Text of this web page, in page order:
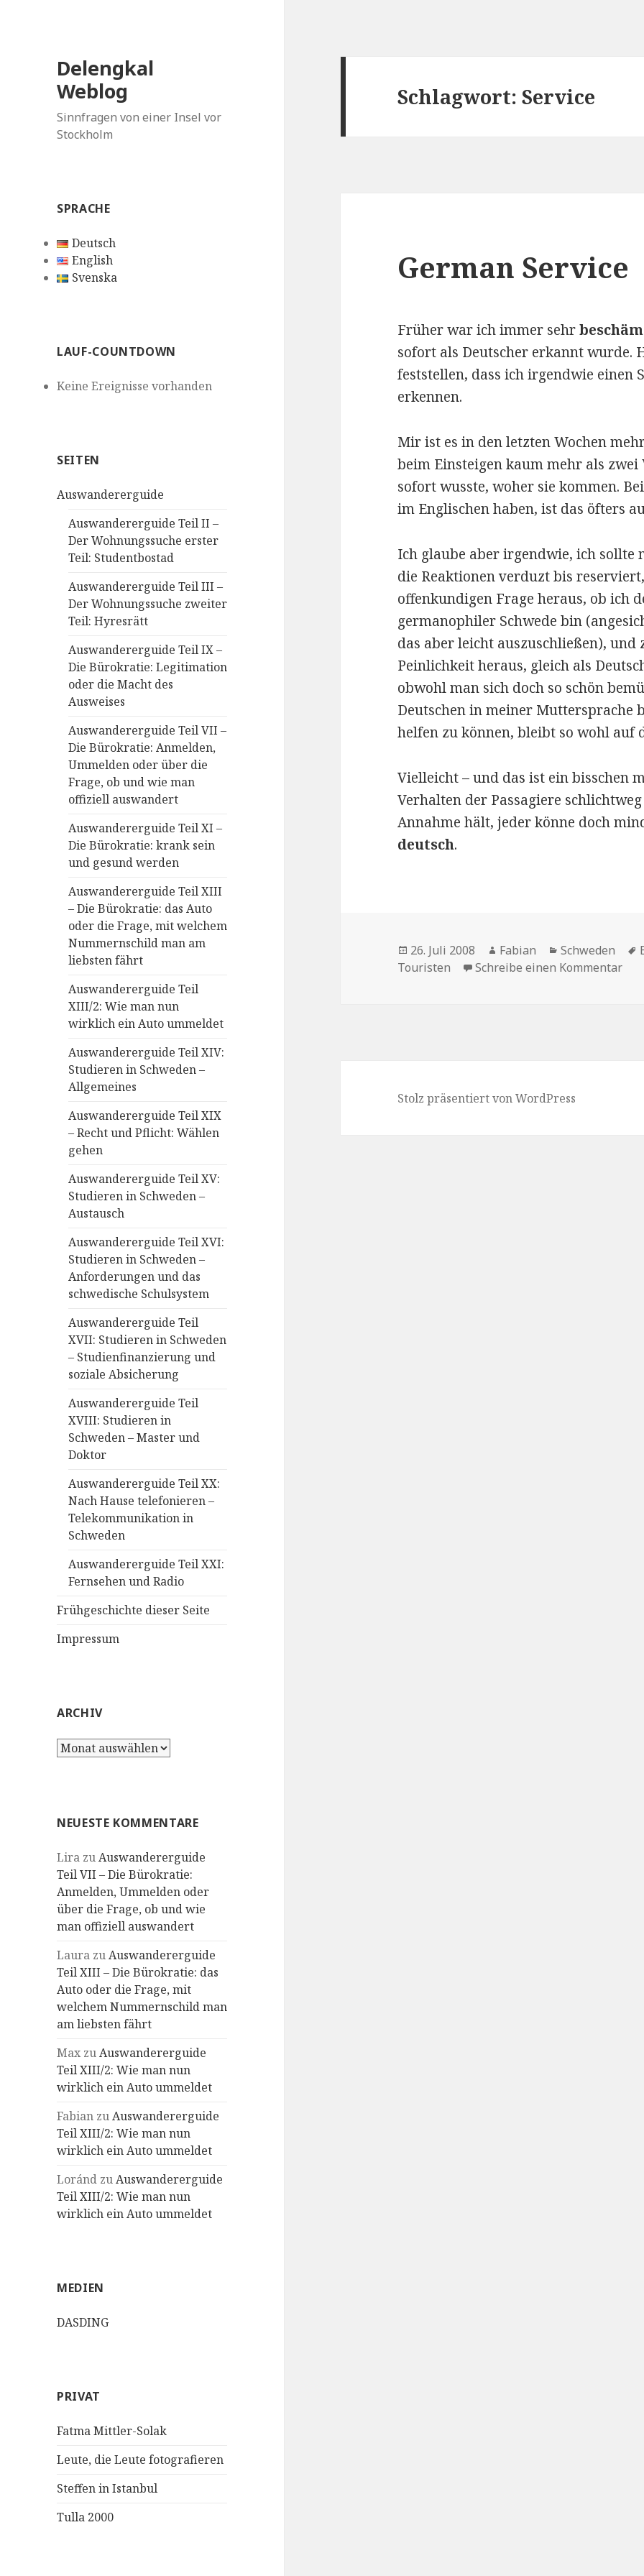
Delengkal
Weblog
Sinnfragen von einer Insel vor
Stockholm
SPRACHE
Deutsch
English
Svenska
LAUF-COUNTDOWN
Keine Ereignisse vorhanden
SEITEN
Auswandererguide
Auswandererguide Teil II –
Der Wohnungssuche erster
Teil: Studentbostad
Auswandererguide Teil III –
Der Wohnungssuche zweiter
Teil: Hyresrätt
Auswandererguide Teil IX –
Die Bürokratie: Legitimation
oder die Macht des
Ausweises
Auswandererguide Teil VII –
Die Bürokratie: Anmelden,
Ummelden oder über die
Frage, ob und wie man
offiziell auswandert
Auswandererguide Teil XI –
Die Bürokratie: krank sein
und gesund werden
Auswandererguide Teil XIII
– Die Bürokratie: das Auto
oder die Frage, mit welchem
Nummernschild man am
liebsten fährt
Auswandererguide Teil
XIII/2: Wie man nun
wirklich ein Auto ummeldet
Auswandererguide Teil XIV:
Studieren in Schweden –
Allgemeines
Auswandererguide Teil XIX
– Recht und Pflicht: Wählen
gehen
Auswandererguide Teil XV:
Studieren in Schweden –
Austausch
Auswandererguide Teil XVI:
Studieren in Schweden –
Anforderungen und das
schwedische Schulsystem
Auswandererguide Teil
XVII: Studieren in Schweden
– Studienfinanzierung und
soziale Absicherung
Auswandererguide Teil
XVIII: Studieren in
Schweden – Master und
Doktor
Auswandererguide Teil XX:
Nach Hause telefonieren –
Telekommunikation in
Schweden
Auswandererguide Teil XXI:
Fernsehen und Radio
Frühgeschichte dieser Seite
Impressum
ARCHIV
Archiv
NEUESTE KOMMENTARE
Lira zuAuswandererguide
Teil VII – Die Bürokratie:
Anmelden, Ummelden oder
über die Frage, ob und wie
man offiziell auswandert
Laura zuAuswandererguide
Teil XIII – Die Bürokratie: das
Auto oder die Frage, mit
welchem Nummernschild man
am liebsten fährt
Max zuAuswandererguide
Teil XIII/2: Wie man nun
wirklich ein Auto ummeldet
Fabian zuAuswandererguide
Teil XIII/2: Wie man nun
wirklich ein Auto ummeldet
Loránd zuAuswandererguide
Teil XIII/2: Wie man nun
wirklich ein Auto ummeldet
MEDIEN
DASDING
PRIVAT
Fatma Mittler-Solak
Leute, die Leute fotografieren
Steffen in Istanbul
Tulla 2000
Schlagwort:Service
German Service
Früher war ich immer sehr
sofort als Deutscher erkannt wurde.
feststellen, dass ich irgendwie einen
erkennen.
Mir ist es in den letzten Wochen
beim Einsteigen kaum mehr als
sofort wusste, woher sie kommen.
im Englischen haben, ist das öfters
Ich glaube aber irgendwie, ich sollte
die Reaktionen verduzt bis
offenkundigen Frage heraus, ob ich
germanophiler Schwede bin
das aber leicht auszuschließen), und
Peinlichkeit heraus, gleich als
obwohl man sich doch so schön
Deutschen in meiner Muttersprache
helfen zu können, bleibt so wohl auf
Vielleicht – und das ist ein bisschen
Verhalten der Passagiere
Annahme hält, jeder könne doch
deutsch.
Veröffentlicht
am
26. Juli 2008 Autor
Fabian Kategorien
Schweden
Touristen
Schreibe einen Kommentarzu
Stolz präsentiert von WordPress